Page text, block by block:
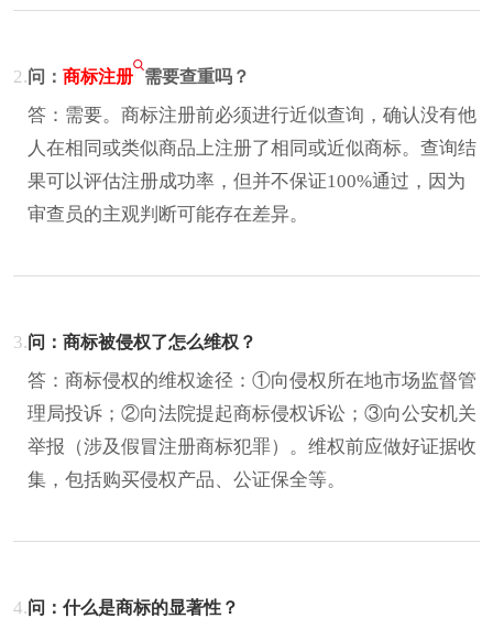
2.问： 商标注册 需要查重吗？
答：需要。商标注册前必须进行近似查询，确认没有他
人在相同或类似商品上注册了相同或近似商标。查询结
果可以评估注册成功率，但并不保证100%通过，因为
审查员的主观判断可能存在差异。
3.问：商标被侵权了怎么维权？
答：商标侵权的维权途径：①向侵权所在地市场监督管
理局投诉；②向法院提起商标侵权诉讼；③向公安机关
举报（涉及假冒注册商标犯罪）。维权前应做好证据收
集，包括购买侵权产品、公证保全等。
4.问：什么是商标的显著性？